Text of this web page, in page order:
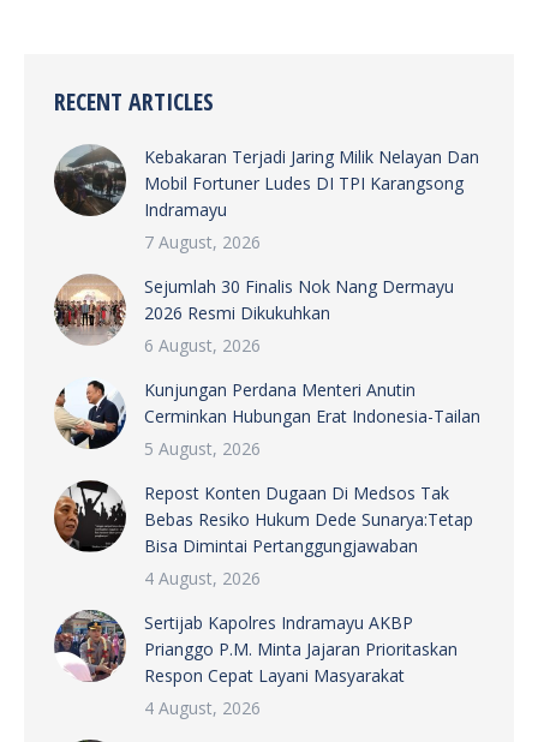
RECENT ARTICLES
Kebakaran Terjadi Jaring Milik Nelayan Dan
Mobil Fortuner Ludes DI TPI Karangsong
Indramayu
7 August, 2026
Sejumlah 30 Finalis Nok Nang Dermayu
2026 Resmi Dikukuhkan
6 August, 2026
Kunjungan Perdana Menteri Anutin
Cerminkan Hubungan Erat Indonesia-Tailan
5 August, 2026
Repost Konten Dugaan Di Medsos Tak
Bebas Resiko Hukum Dede Sunarya:Tetap
Bisa Dimintai Pertanggungjawaban
4 August, 2026
Sertijab Kapolres Indramayu AKBP
Prianggo P.M. Minta Jajaran Prioritaskan
Respon Cepat Layani Masyarakat
4 August, 2026